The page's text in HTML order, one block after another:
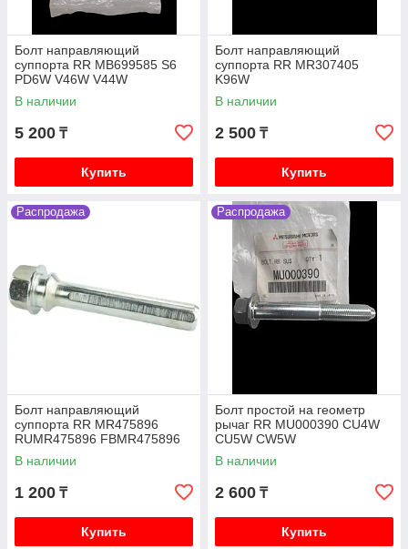
Болт направляющий
суппорта RR MB699585 S6
PD6W V46W V44W
В наличии
5 200 ₸
Купить
Болт направляющий
суппорта RR MR307405
K96W
В наличии
2 500 ₸
Купить
Распродажа
Болт направляющий
суппорта RR MR475896
RUMR475896 FBMR475896
0474-CYUPF V75W V93W
В наличии
1 200 ₸
Купить
Распродажа
Болт простой на геометр
рычаг RR MU000390 CU4W
CU5W CW5W
В наличии
2 600 ₸
Купить